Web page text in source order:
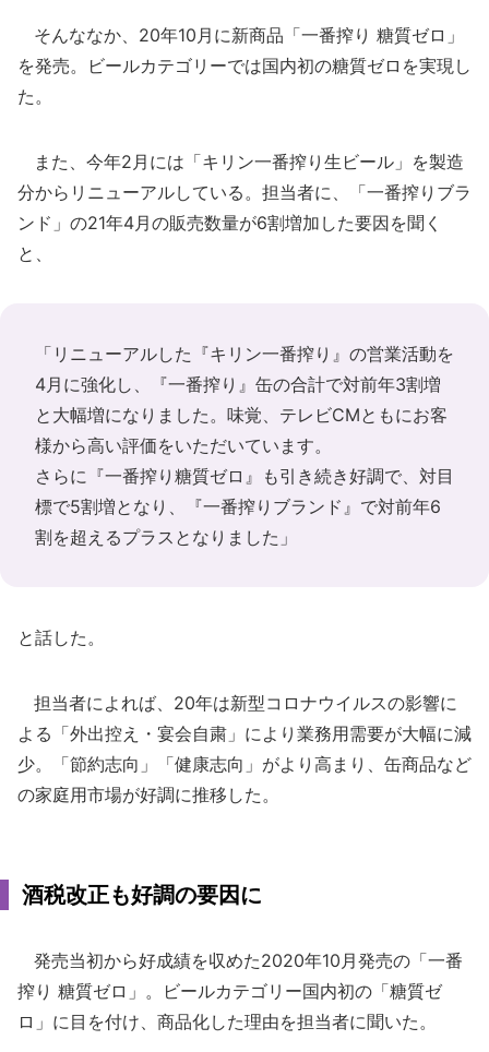
そんななか、20年10月に新商品「一番搾り 糖質ゼロ」
を発売。ビールカテゴリーでは国内初の糖質ゼロを実現し
た。
また、今年2月には「キリン一番搾り生ビール」を製造
分からリニューアルしている。担当者に、「一番搾りブラ
ンド」の21年4月の販売数量が6割増加した要因を聞く
と、
「リニューアルした『キリン一番搾り』の営業活動を
4月に強化し、『一番搾り』缶の合計で対前年3割増
と大幅増になりました。味覚、テレビCMともにお客
様から高い評価をいただいています。
さらに『一番搾り糖質ゼロ』も引き続き好調で、対目
標で5割増となり、『一番搾りブランド』で対前年6
割を超えるプラスとなりました」
と話した。
担当者によれば、20年は新型コロナウイルスの影響に
よる「外出控え・宴会自粛」により業務用需要が大幅に減
少。「節約志向」「健康志向」がより高まり、缶商品など
の家庭用市場が好調に推移した。
酒税改正も好調の要因に
発売当初から好成績を収めた2020年10月発売の「一番
搾り 糖質ゼロ」。ビールカテゴリー国内初の「糖質ゼ
ロ」に目を付け、商品化した理由を担当者に聞いた。